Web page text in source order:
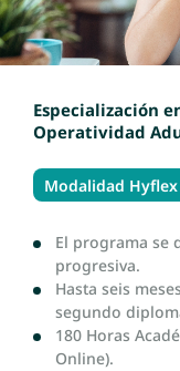
Especialización
Operatividad
Modalidad Hyflex
El programa se
progresiva.
Hasta seis
segundo
180 Horas
Online).